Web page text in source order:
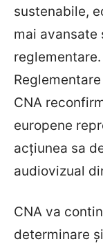
sustenabile,
mai avansate
CNA
europene
acțiunea sa
audiovizual
CNA va
determinare